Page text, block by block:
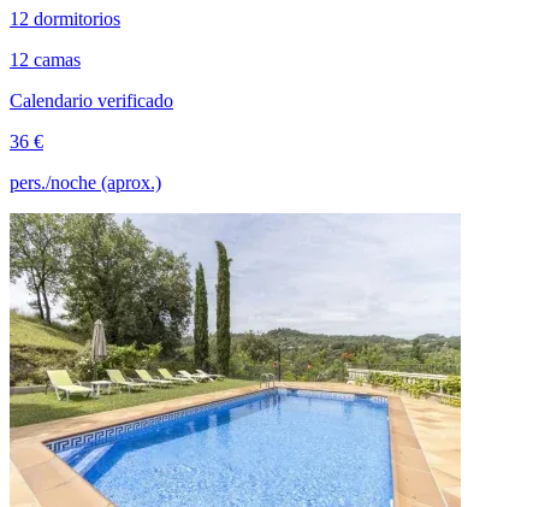
12 dormitorios
12 camas
Calendario verificado
36 €
pers./noche (aprox.)